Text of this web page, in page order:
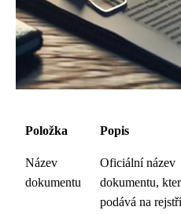
Položka Popis
Název
dokumentu
Oficiální název
dokumentu,
podává na